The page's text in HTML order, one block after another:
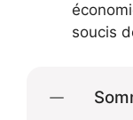
soucis